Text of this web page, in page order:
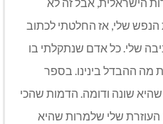
הישראלית, אבל זה לא
הנפש שלי, אז החלטתי לכתוב
שלי. כל אדם שנתקלתי בו
מה ההבדל בינינו. בספר
שונה ודומה. הדמות שהכי
שלי שלמרות שהיא